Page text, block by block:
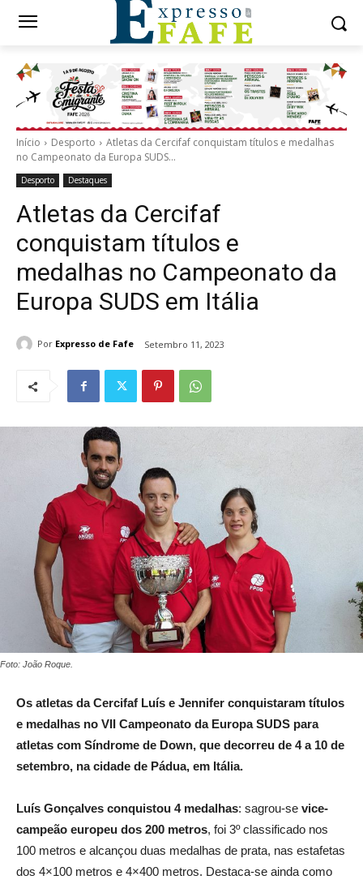
Início Desporto
Atletas da Cercifaf conquistam títulos e medalhas
no Campeonato da Europa SUDS...
Desporto Destaques
Atletas da Cercifaf
conquistam títulos e
medalhas no Campeonato da
Europa SUDS em Itália
Por Expresso de Fafe Setembro 11, 2023
Foto: João Roque.
Os atletas da Cercifaf Luís e Jennifer conquistaram títulos
e medalhas no VII Campeonato da Europa SUDS para
atletas com Síndrome de Down, que decorreu de 4 a 10 de
setembro, na cidade de Pádua, em Itália.
Luís Gonçalves conquistou 4 medalhas: sagrou-se vice-
campeão europeu dos 200 metros, foi 3º classificado nos
100 metros e alcançou duas medalhas de prata, nas estafetas
dos 4×100 metros e 4×400 metros. Destaca-se ainda como